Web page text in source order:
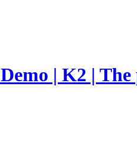
Demo | K2 |